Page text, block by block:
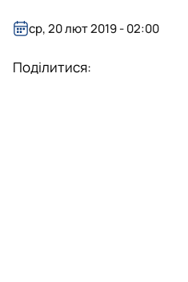
ср, 20 лют 2019 - 02:00
Поділитися: